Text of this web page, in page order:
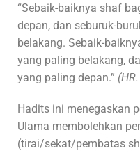
“Sebaik-baiknya shaf
depan, dan seburuk-
belakang. Sebaik-
yang paling belakang,
yang paling depan.”
Hadits ini menegaskan
Ulama membolehkan
(tirai/sekat/pembatas